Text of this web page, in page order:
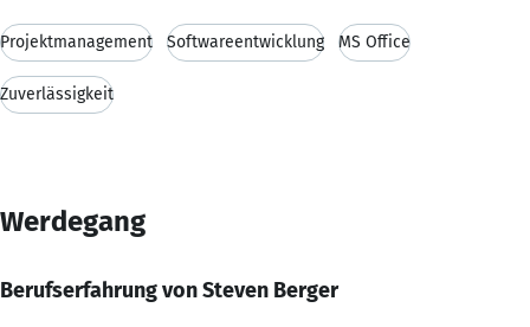
Projektmanagement Softwareentwicklung MS Office
Zuverlässigkeit
Werdegang
Berufserfahrung von Steven Berger